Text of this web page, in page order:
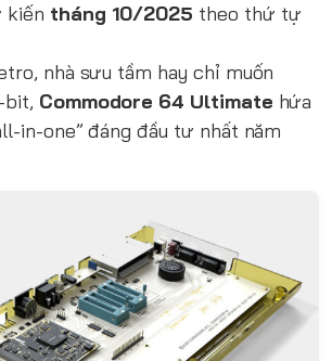
kiến tháng 10/2025 theo thứ tự
nhà sưu tầm hay chỉ muốn
bit, Commodore 64 Ultimate hứa
in-one” đáng đầu tư nhất năm